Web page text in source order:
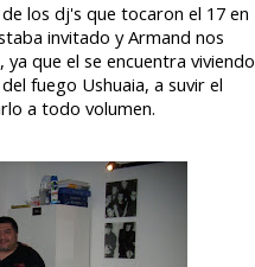
los dj's que tocaron el 17 en
invitado y Armand nos
que el se encuentra viviendo
fuego Ushuaia, a suvir el
a todo volumen.